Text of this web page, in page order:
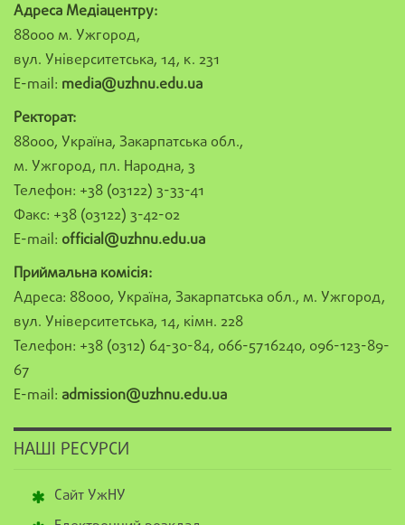
Адреса Медіацентру:
88000 м. Ужгород,
вул. Університетська, 14, к. 231
E-mail: media@uzhnu.edu.ua
Ректорат:
88000, Україна, Закарпатська обл.,
м. Ужгород, пл. Народна, 3
Телефон: +38 (03122) 3-33-41
Факс: +38 (03122) 3-42-02
E-mail: official@uzhnu.edu.ua
Приймальна комісія:
Адреса: 88000, Україна, Закарпатська обл., м. Ужгород,
вул. Університетська, 14, кімн. 228
Телефон: +38 (0312) 64-30-84, 066-5716240, 096-123-89-
67
E-mail: admission@uzhnu.edu.ua
НАШІ РЕСУРСИ
Сайт УжНУ